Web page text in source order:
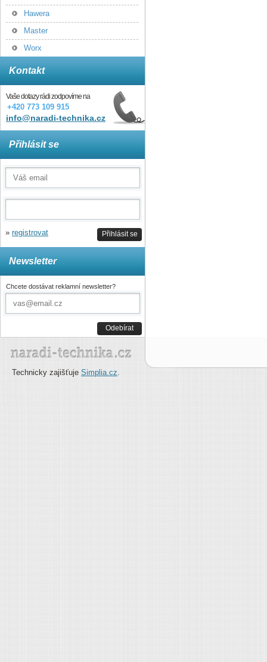
Hawera
Master
Worx
Kontakt
Vaše dotazy rádi zodpovíme na
+420 773 109 915
info@naradi-technika.cz
Přihlásit se
Přihlásit se
» registrovat
Newsletter
Chcete dostávat reklamní newsletter?
Odebírat
Technicky zajišťuje Simplia.cz.